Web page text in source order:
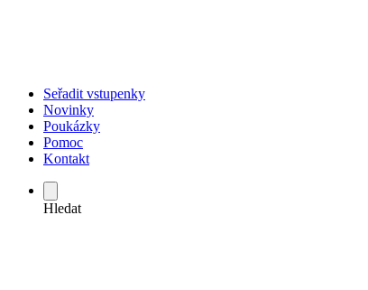
Seřadit vstupenky
Novinky
Poukázky
Pomoc
Kontakt
Hledat